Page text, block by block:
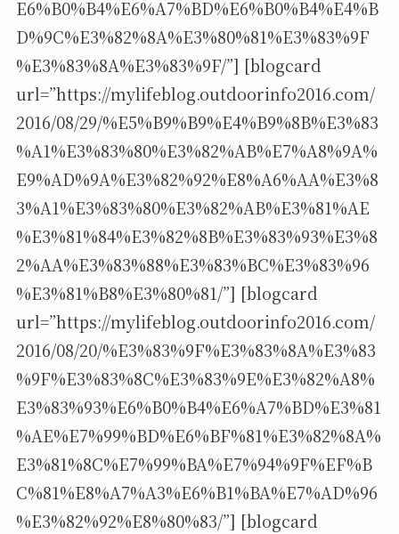
E6%B0%B4%E6%A7%BD%E6%B0%B4%E4%B
D%9C%E3%82%8A%E3%80%81%E3%83%9F
%E3%83%8A%E3%83%9F/”] [blogcard
url=”https://mylifeblog.outdoorinfo2016.com/
2016/08/29/%E5%B9%B9%E4%B9%8B%E3%83
%A1%E3%83%80%E3%82%AB%E7%A8%9A%
E9%AD%9A%E3%82%92%E8%A6%AA%E3%8
3%A1%E3%83%80%E3%82%AB%E3%81%AE
%E3%81%84%E3%82%8B%E3%83%93%E3%8
2%AA%E3%83%88%E3%83%BC%E3%83%96
%E3%81%B8%E3%80%81/”] [blogcard
url=”https://mylifeblog.outdoorinfo2016.com/
2016/08/20/%E3%83%9F%E3%83%8A%E3%83
%9F%E3%83%8C%E3%83%9E%E3%82%A8%
E3%83%93%E6%B0%B4%E6%A7%BD%E3%81
%AE%E7%99%BD%E6%BF%81%E3%82%8A%
E3%81%8C%E7%99%BA%E7%94%9F%EF%B
C%81%E8%A7%A3%E6%B1%BA%E7%AD%96
%E3%82%92%E8%80%83/”] [blogcard